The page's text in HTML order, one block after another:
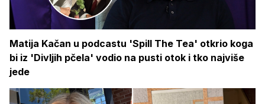
Matija Kačan u podcastu 'Spill The Tea' otkrio koga
bi iz 'Divljih pčela' vodio na pusti otok i tko najviše
jede